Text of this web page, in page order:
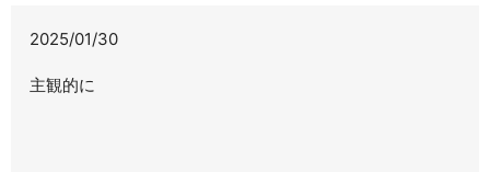
2025/01/30
主観的に